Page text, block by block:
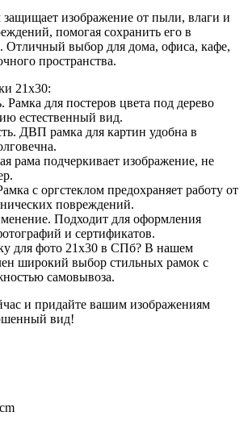
защищает изображение от пыли, влаги и
помогая сохранить его в
Отличный выбор для дома, офиса, кафе,
пространства.
21х30:
Рамка для постеров цвета под дерево
естественный вид.
ДВП рамка для картин удобна в
рама подчеркивает изображение, не
с оргстеклом предохраняет работу от
повреждений.
Подходит для оформления
и сертификатов.
для фото 21х30 в СПб? В нашем
широкий выбор стильных рамок с
самовывоза.
и придайте вашим изображениям
вид!